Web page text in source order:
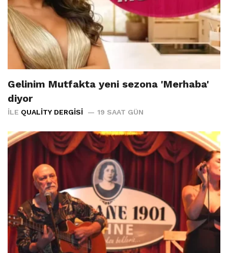
Gelinim Mutfakta yeni sezona 'Merhaba'
diyor
İLE QUALITY DERGISI 19 SAAT GÜN